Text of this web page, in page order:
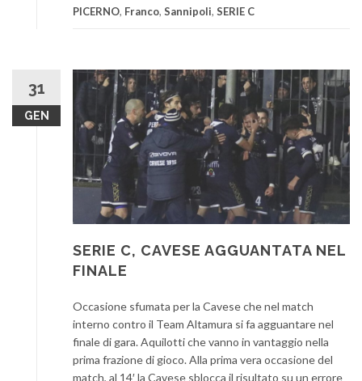
PICERNO, Franco, Sannipoli, SERIE C
31
GEN
SERIE C, CAVESE AGGUANTATA NEL
FINALE
Occasione sfumata per la Cavese che nel match
interno contro il Team Altamura si fa agguantare nel
finale di gara. Aquilotti che vanno in vantaggio nella
prima frazione di gioco. Alla prima vera occasione del
match, al 14′ la Cavese sblocca il risultato su un errore